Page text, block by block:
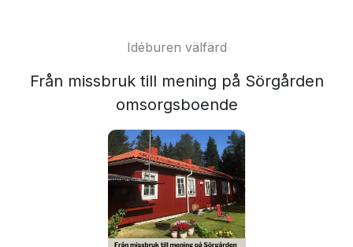
Idéburen välfärd
Från missbruk till mening på Sörgården
omsorgsboende